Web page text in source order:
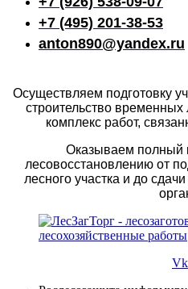
+7 (495) 201-38-53
anton890@yandex.ru
Осуществляем подготовку
строительство
комплекс работ,
Оказываем полный
лесовосстановлению от
лесного участка и до
Vk